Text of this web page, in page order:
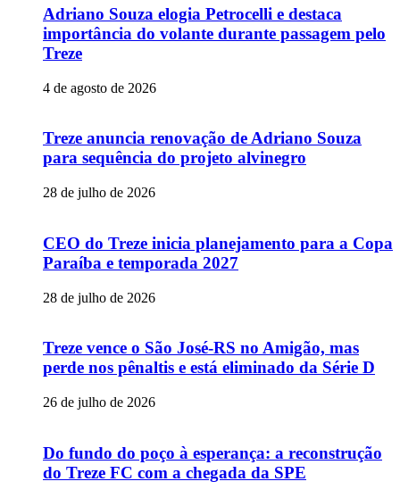
Adriano Souza elogia Petrocelli e destaca
importância do volante durante passagem pelo
Treze
4 de agosto de 2026
Treze anuncia renovação de Adriano Souza
para sequência do projeto alvinegro
28 de julho de 2026
CEO do Treze inicia planejamento para a Copa
Paraíba e temporada 2027
28 de julho de 2026
Treze vence o São José-RS no Amigão, mas
perde nos pênaltis e está eliminado da Série D
26 de julho de 2026
Do fundo do poço à esperança: a reconstrução
do Treze FC com a chegada da SPE